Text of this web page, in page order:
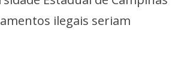
ilegais seriam